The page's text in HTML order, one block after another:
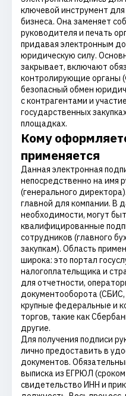
ключевой инструмент
бизнеса. Она заменяет
руководителя и печать
придавая электронным
юридическую силу.
закрывает, включают
контролирующие органы
безопасный обмен
с контрагентами и
государственных
площадках.
Кому
применяется
Данная электронная
непосредственно на имя
(генерального
главной для компании. В
необходимости, могут
квалифицированные
сотрудников (главного
закупкам). Область
широка: это портал
налогоплательщика и
для отчетности,
документооборота
крупные федеральные и
торгов, такие как
другие.
Для получения подписи
лично предоставить в
документов.
выписка из ЕГРЮЛ
свидетельство ИНН и